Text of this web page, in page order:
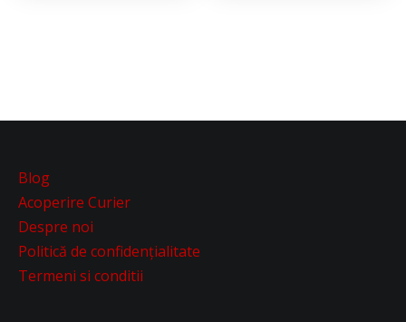
Blog
Acoperire Curier
Despre noi
Politică de confidențialitate
Termeni si conditii